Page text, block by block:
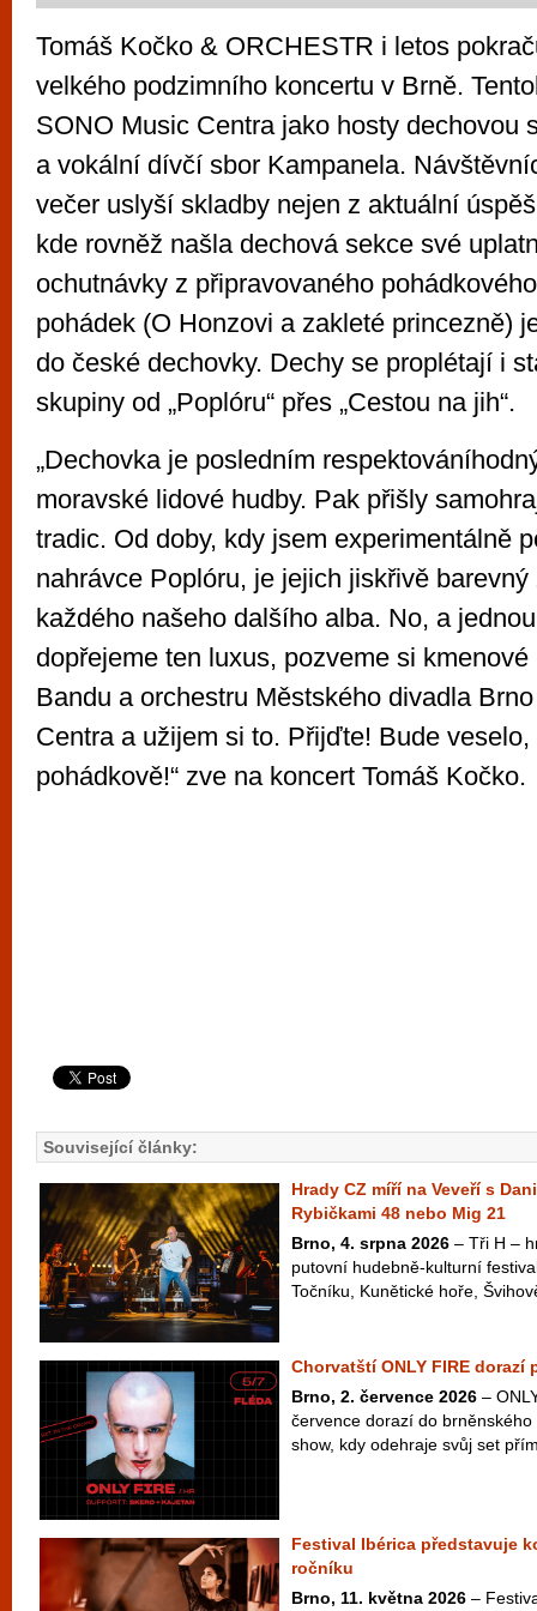
Tomáš Kočko & ORCHESTR i letos
velkého podzimního koncertu v Brně.
SONO Music Centra jako hosty dechovou
a vokální dívčí sbor Kampanela.
večer uslyší skladby nejen z aktuální
kde rovněž našla dechová sekce své
ochutnávky z připravovaného
pohádek (O Honzovi a zakleté princezně)
do české dechovky. Dechy se proplétají i
skupiny od „Poplóru“ přes „Cestou na jih“.
„Dechovka je posledním
moravské lidové hudby. Pak přišly
tradic. Od doby, kdy jsem experimentálně
nahrávce Poplóru, je jejich jiskřivě
každého našeho dalšího alba. No, a
dopřejeme ten luxus, pozveme si
Bandu a orchestru Městského divadla
Centra a užijem si to. Přijďte! Bude veselo,
pohádkově!“ zve na koncert Tomáš Kočko.
Související články:
Hrady CZ míří na Veveří s
Rybičkami 48 nebo Mig 21
Brno, 4. srpna 2026 – Tři H –
putovní hudebně-kulturní
Točníku, Kunětické hoře,
Chorvatští ONLY FIRE dorazí
Brno, 2. července 2026 –
července dorazí do
show, kdy odehraje svůj set
Festival Ibérica představuje
ročníku
Brno, 11. května 2026 –